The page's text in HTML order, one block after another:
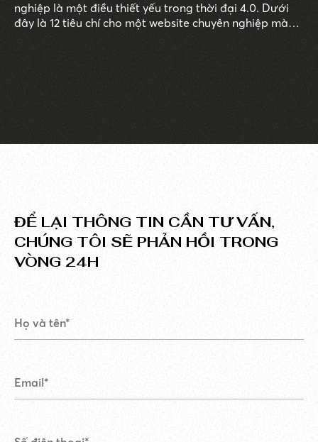
nghiệp là một điều thiết yếu trong thời đại 4.0. Dưới
đây là 12 tiêu chí cho một website chuyên nghiệp mà
ĐỂ LẠI THÔNG TIN CẦN TƯ VẤN,
CHÚNG TÔI SẼ PHẢN HỒI TRONG
VÒNG 24H